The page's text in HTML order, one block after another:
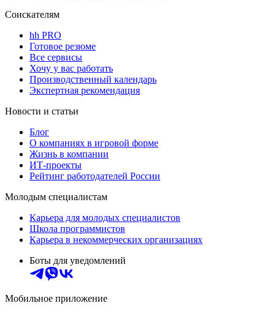
Соискателям
hh PRO
Готовое резюме
Все сервисы
Хочу у вас работать
Производственный календарь
Экспертная рекомендация
Новости и статьи
Блог
О компаниях в игровой форме
Жизнь в компании
ИТ-проекты
Рейтинг работодателей России
Молодым специалистам
Карьера для молодых специалистов
Школа программистов
Карьера в некоммерческих организациях
Боты для уведомлений
Мобильное приложение